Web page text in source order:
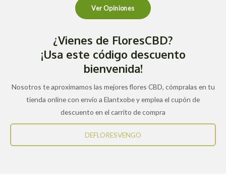
Ver Opiniones
¿Vienes de FloresCBD?
¡Usa este código descuento
bienvenida!
Nosotros te aproximamos las mejores flores CBD, cómpralas en tu
tienda online con envío a Elantxobe y emplea el cupón de
descuento en el carrito de compra
DEFLORESVENGO